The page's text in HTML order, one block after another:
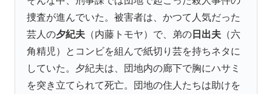
捜査が進んでいた。被害者は、かつて人気だった
芸人の夕紀夫 （内藤トモヤ）で、弟の 日出夫 （六
角精児）とコンビを組んで紙切り芸を持ちネタに
していた。夕紀夫は、団地内の廊下で胸にハサミ
を突き立てられて死亡。団地の住人たちは助けを